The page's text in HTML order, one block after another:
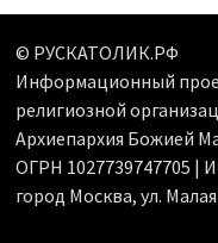
© РУСКАТОЛИК.РФ
Информационный
религиозной
Архиепархия Божией
ОГРН 1027739747705 |
город Москва, ул.